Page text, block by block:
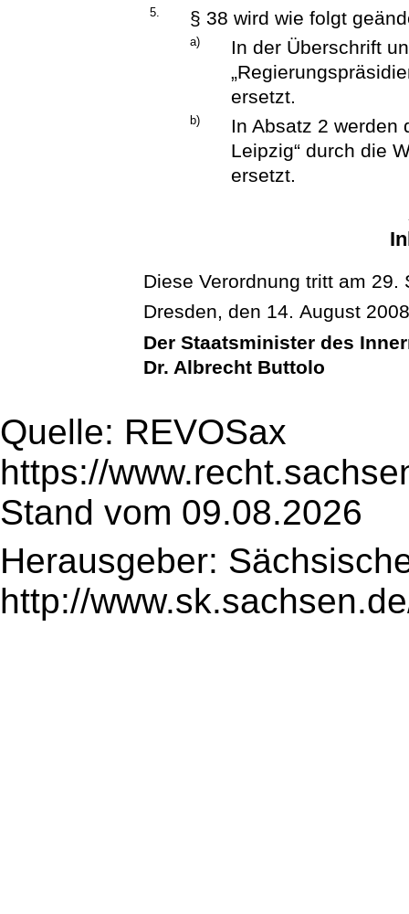
5. § 38 wird wie folgt
a)
In der Überschrift
ersetzt.
b)
In Absatz 2 werden
Leipzig“ durch die
ersetzt.
Diese Verordnung tritt am 29.
Dresden, den 14. August
Der Staatsminister des
Dr. Albrecht Buttolo
Quelle: REVOSax
https://
Stand vom 09.08.2026
Herausgeber:
http://